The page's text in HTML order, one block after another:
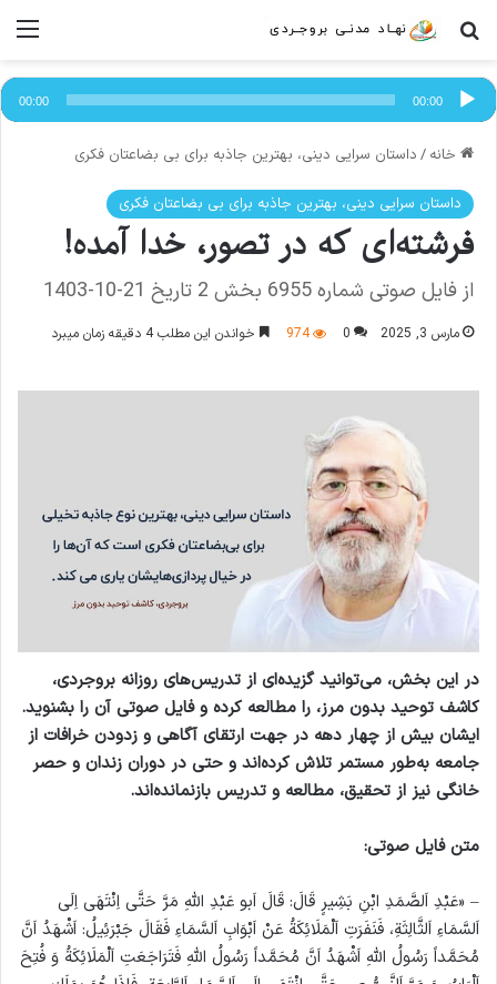
جستجو برای
پخش‌کننده
صوت 00:00
00:00
خانه / داستان سرایی دینی، بهترین جاذبه برای بی بضاعتان فکری
داستان سرایی دینی، بهترین جاذبه برای بی بضاعتان فکری
فرشته‌ای که در تصور، خدا آمده!
از فایل صوتی شماره 6955 بخش 2 تاریخ 21-10-1403
مارس 3, 2025 0
974 خواندن این مطلب 4 دقیقه زمان میبرد
در این بخش، می‌توانید گزیده‌ای از تدریس‌های روزانه بروجردی،
کاشف توحید بدون مرز، را مطالعه کرده و فایل صوتی آن را بشنوید.
ایشان بیش از چهار دهه در جهت ارتقای آگاهی و زدودن خرافات از
جامعه به‌طور مستمر تلاش کرده‌اند و حتی در دوران زندان و حصر
خانگی نیز از تحقیق، مطالعه و تدریس بازنمانده‌اند.
متن فایل صوتی:
– «عَبْدِ اَلصَّمَدِ ابْنِ بَشِيرٍ قَالَ: قَالَ اَبو عَبْدِ اللهِ مَرَّ حَتَّى اِنْتَهَى اِلَى
اَلسَّمَاءِ اَلثَّالِثَةِ، فَنَفَرَتِ اَلْمَلَائِكَةُ عَنْ اَبْوَابِ اَلسَّمَاءِ فَقَالَ جَبْرَئِيلُ: اَشْهَدُ اَنَّ
مُحَمَّداً رَسُولُ اللهِ اَشْهَدُ اَنَّ مُحَمَّداً رَسُولُ اللهِ فَتَرَاجَعَتِ اَلْمَلَائِكَةُ وَ فُتِحَ